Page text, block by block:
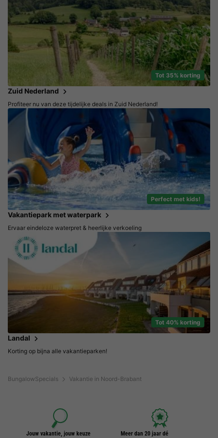
BungalowSpecials Vakantie in Noord-Brabant
Tot 35% korting
Zuid Nederland
Profiteer nu van deze tijdelijke deals in Zuid Nederland!
Perfect met kids!
Vakantiepark met waterpark
Ervaar eindeloze waterpret & heerlijke verkoeling
Tot 40% korting
Landal
Korting op bijna alle vakantieparken!
Jouw vakantie, jouw keuze
Meer dan 20 jaar dé